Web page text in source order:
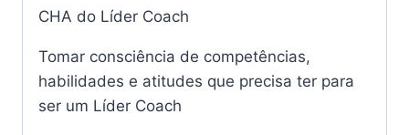
CHA do Líder Coach
Tomar consciência de competências,
habilidades e atitudes que precisa ter para
ser um Líder Coach